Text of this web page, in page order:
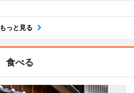
もっと見る
食べる